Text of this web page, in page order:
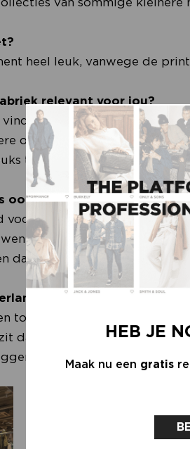
HEB JE
Maak nu een gratis
heel leuk, vanwege de
relevant voor jou?
het leuk om iedereen
ondernemers. En natuurlijk
tegenkomen gaan we er
ooit?
voorbeeld. Drie jaar terug
in de verkoop op
werken we heel goed mee
toevoegen aan ons aanbod.
dat er helaas niet in.
meer bij reizen dan bij